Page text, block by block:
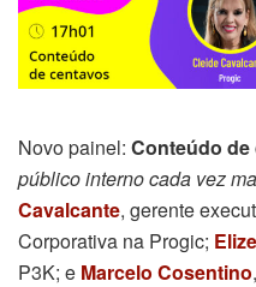
Novo painel: Conteúdo
público interno cada vez
Cavalcante, gerente
Corporativa na Progic;
P3K; e Marcelo Cosentino